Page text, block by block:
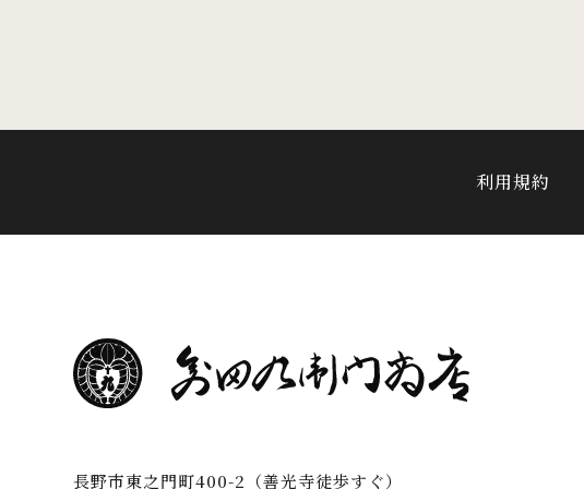
利用規約
長野市東之門町400-2（善光寺徒歩すぐ）